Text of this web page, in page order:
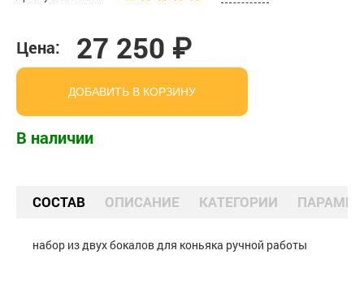
Цена: 27 250 ₽
ДОБАВИТЬ В КОРЗИНУ
В наличии
СОСТАВ ОПИСАНИЕ КАТЕГОРИИ
набор из двух бокалов для коньяка ручной работы